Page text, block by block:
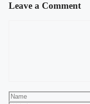
Leave a Comment